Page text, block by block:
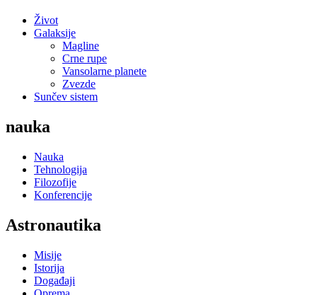
Život
Galaksije
Magline
Crne rupe
Vansolarne planete
Zvezde
Sunčev sistem
nauka
Nauka
Tehnologija
Filozofije
Konferencije
Astronautika
Misije
Istorija
Događaji